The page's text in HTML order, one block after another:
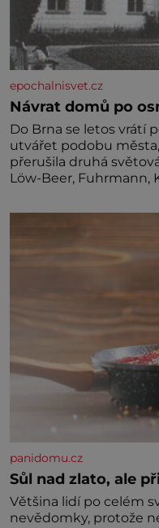
epochalnisvet.cz
Návrat domů po
Do Brna se letos vrátí
utvářet podobu
přerušila druhá
Löw-Beer, Fuhrmann,
židovské kultury
nejsou jednoduché.
rodinných vyprávění,
panidomu.cz
Sůl nad zlato, ale
Většina lidí po celém
nevědomky, protože